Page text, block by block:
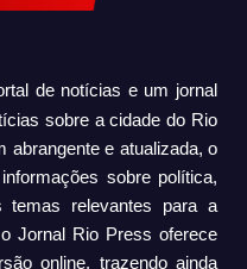
de notícias e um jornal
sobre a cidade do Rio
abrangente e atualizada, o
sobre política,
temas relevantes para a
Jornal Rio Press oferece
online, trazendo ainda